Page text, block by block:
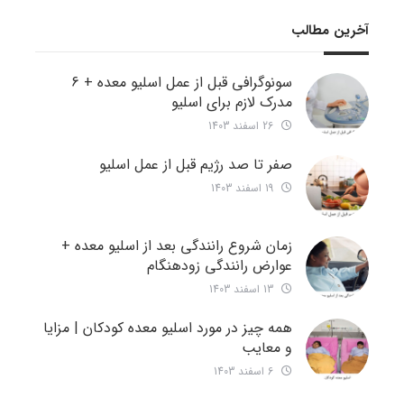
آخرین مطالب
سونوگرافی قبل از عمل اسلیو معده + 6
مدرک لازم برای اسلیو
صفر تا صد رژیم قبل از عمل اسلیو
زمان شروع رانندگی بعد از اسلیو معده +
عوارض رانندگی زودهنگام
همه چیز در مورد اسلیو معده کودکان | مزایا
و معایب